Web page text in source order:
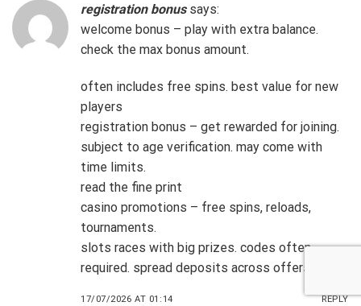
registration bonus says:
welcome bonus – play with extra balance.
check the max bonus amount.
often includes free spins. best value for new
players
registration bonus – get rewarded for joining.
subject to age verification. may come with
time limits.
read the fine print
casino promotions – free spins, reloads,
tournaments.
slots races with big prizes. codes often
required. spread deposits across offers
17/07/2026 AT 01:14 REPLY